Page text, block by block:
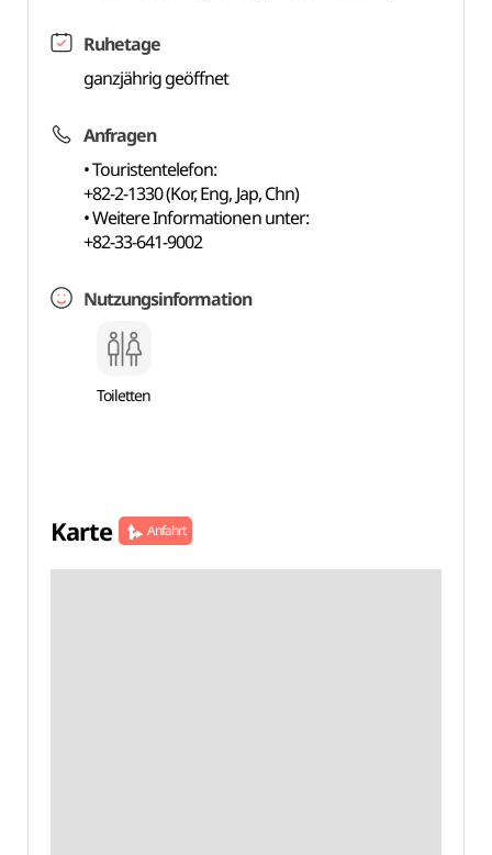
Ruhetage
ganzjährig geöffnet
Anfragen
• Touristentelefon:
+82-2-1330 (Kor, Eng, Jap, Chn)
• Weitere Informationen unter:
+82-33-641-9002
Nutzungsinformation
Toiletten
Karte Anfahrt